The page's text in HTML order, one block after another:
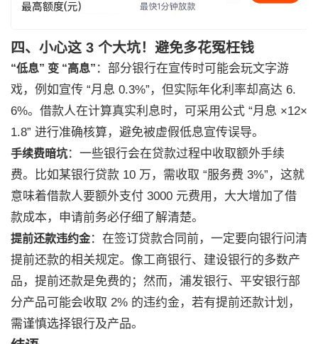
四、小心这 3 个大坑！避免多花冤枉钱
“低息” 变 “高息” ：部分银行在宣传时可能会玩文字游
戏，例如宣传 “月息 0.3%”，但实际年化利率却高达 6.
6%。借款人在计算真实利息时，可采用公式 “月息 ×12×
1.8” 进行准确核算，避免被虚假低息宣传误导。
手续费暗坑：一些银行会在贷款过程中收取额外手续
费。比如某银行贷款 10 万，需收取 “服务费 3%”，这就
意味着借款人要额外支付 3000 元费用，大大增加了借
款成本，申请前务必仔细了解清楚。
提前还款违约金：在签订贷款合同前，一定要向银行问清
提前还款的相关规定。像工商银行、建设银行的多数产
品，提前还款是免费的；然而，浦发银行、平安银行部
分产品可能会收取 2% 的违约金，若有提前还款计划，
需谨慎选择银行及产品。